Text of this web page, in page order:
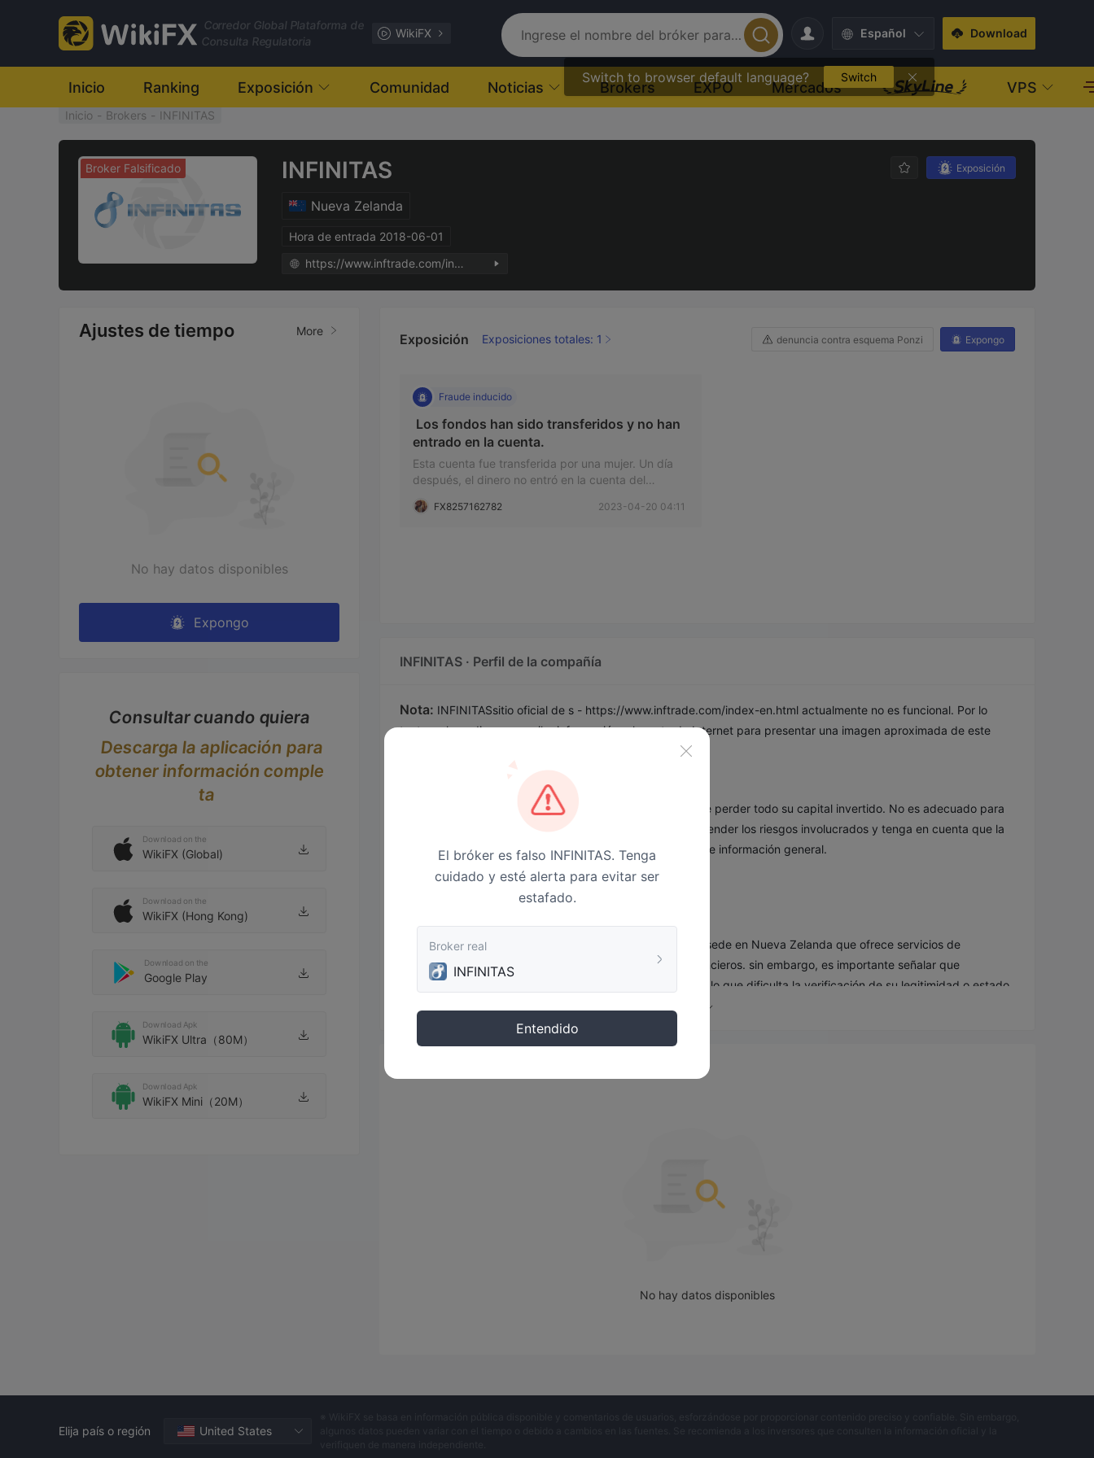
Corredor Global Plataforma de
Consulta Regulatoria
WikiFX Español
Switch to browser default language? Switch
Download
Inicio Ranking Exposición Comunidad Noticias Brokers EXPO Mercados VPS
Inicio - Brokers - INFINITAS
Broker Falsificado INFINITAS
Nueva Zelanda
Hora de entrada 2018-06-01
https://www.inftrade.com/index-en.html
Exposición
Ajustes de tiempo More
No hay datos disponibles
Expongo
Consultar cuando quiera
Descarga la aplicación para
obtener información comple
ta
Download on the
WikiFX (Global)
Download on the
WikiFX (Hong Kong)
Download on the
Google Play
Download Apk
WikiFX Ultra（80M）
Download Apk
WikiFX Mini（20M）
Exposición Exposiciones totales: 1 denuncia contra esquema Ponzi Expongo
Fraude inducido
Los fondos han sido transferidos y no han
Esta cuenta fue transferida por una mujer. Un día
después, el dinero no entró en la cuenta del
FX8257162782 2023-04-20 04:11
INFINITAS · Perfil de la compañía
Nota: INFINITASsitio oficial de s - https://www.inftrade.com/index-en.html actualmente no es funcional. Por lo
tanto, solo pudimos recopilar información relevante de Internet para presentar una imagen aproximada de este
El comercio en línea implica un riesgo significativo y puede perder todo su capital invertido. No es adecuado para
todos los comerciantes o inversores. Asegúrese de comprender los riesgos involucrados y tenga en cuenta que la
información contenida en este artículo es solo para fines de información general.
Información general
INFINITASes una plataforma de negociación en línea con sede en Nueva Zelanda que ofrece servicios de
negociación a personas interesadas en los mercados financieros. sin embargo, es importante señalar que
INFINITAS El sitio web de no está disponible actualmente, lo que dificulta la verificación de su legitimidad o estado
regulatorio. está categorizado como comerciante falsificado en wikifx. el
preocupaciones sobre el nivel de seguridad y protección proporcionado a los clientes.
En el siguiente artículo analizaremos las características de este bróker desde varios aspectos, brindándote
información sencilla y organizada. Si está interesado, siga leyendo. Al final del artículo, también haremos una breve
hay muchos intermediarios alternativos para INFINITAS dependiendo de las necesidades y preferencias
específicas del comerciante. algunas opciones populares incluyen:
educativos y plataformas fáciles de usar, lo que lo convierte en una opción confiable para los comerciantes de
No hay datos disponibles
El bróker es falso INFINITAS. Tenga
cuidado y esté alerta para evitar ser
estafado.
Broker real
INFINITAS
Entendido
Elija país o región United States